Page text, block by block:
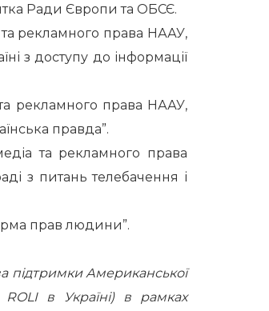
Ради Європи та ОБСЄ.
та рекламного права НААУ,
з доступу до інформації
рекламного права НААУ,
правда”.
та рекламного права
з питань телебачення і
прав людини”.
підтримки Американської
ROLI в Україні) в рамках